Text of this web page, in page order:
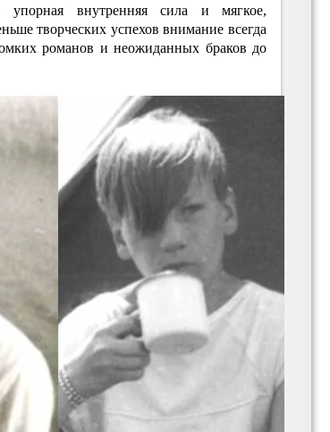
упорная внутренняя сила и мягкое,
творческих успехов внимание всегда
романов и неожиданных браков до